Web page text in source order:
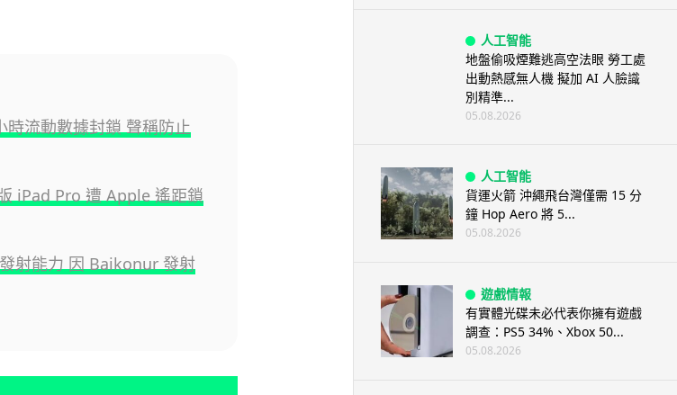
流動數據封鎖 聲稱防止
iPad Pro 遭 Apple 遙距鎖
射能力 因 Baikonur 發射
人工智能
地盤偷吸煙難逃高空法眼 勞工處
出動熱感無人機 擬加 AI 人臉識
別精準...
05.08.2026
人工智能
貨運火箭 沖繩飛台灣僅需 15 分
鐘 Hop Aero 將 5...
05.08.2026
遊戲情報
有實體光碟未必代表你擁有遊戲
調查：PS5 34%、Xbox 50...
05.08.2026